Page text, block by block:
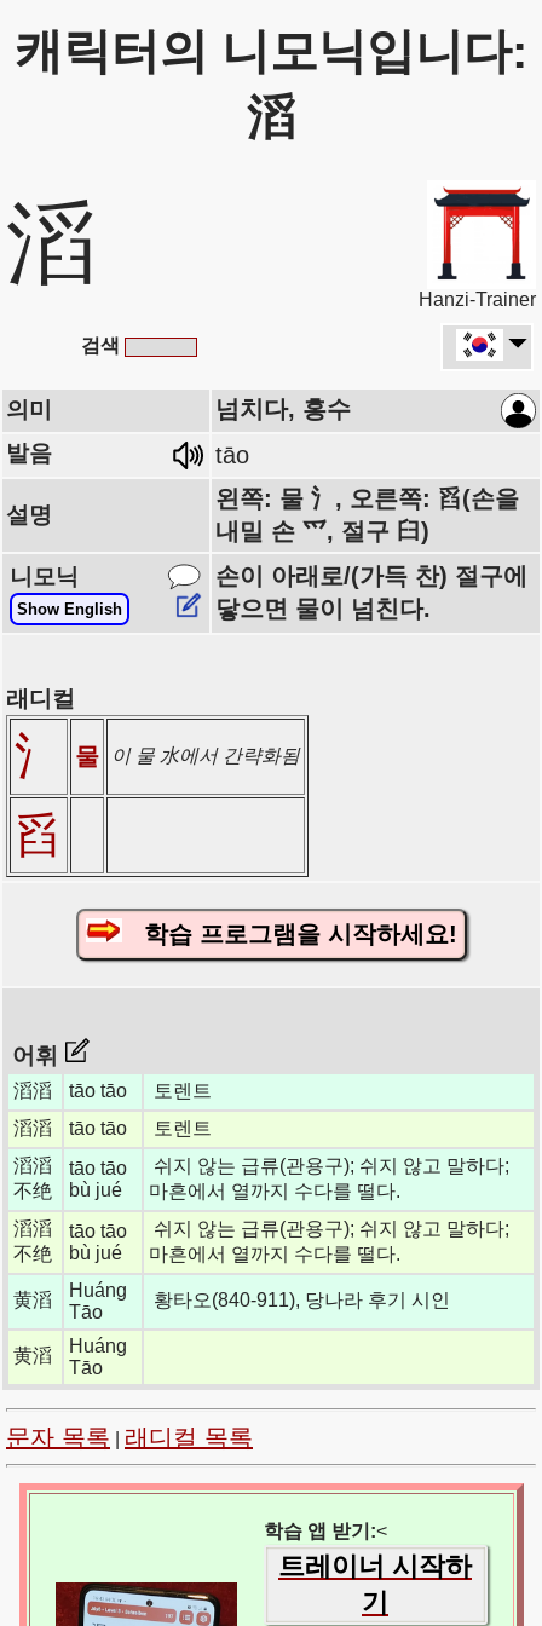
캐릭터의 니모닉입니다:
滔
滔
Hanzi-Trainer
검색
의미 넘치다, 홍수
발음 tāo
설명
왼쪽: 물 氵, 오른쪽: 舀(손을
내밀 손 爫, 절구 臼)
니모닉
Show English
손이 아래로/(가득 찬) 절구에
닿으면 물이 넘친다.
래디컬
氵 물 이 물 水에서 간략화됨
舀
학습 프로그램을 시작하세요!
어휘
滔滔 tāo tāo
토렌트
滔滔
tāo tāo
토렌트
滔滔
不绝
tāo tāo
bù jué
쉬지 않는 급류(관용구); 쉬지 않고 말하다;
마흔에서 열까지 수다를 떨다.
滔滔
不绝
tāo tāo
bù jué
쉬지 않는 급류(관용구); 쉬지 않고 말하다;
마흔에서 열까지 수다를 떨다.
黄滔
Huáng
Tāo
황타오(840-911), 당나라 후기 시인
黄滔
Huáng
Tāo
문자 목록 래디컬 목록
학습 앱 받기:<
트레이너 시작하
기